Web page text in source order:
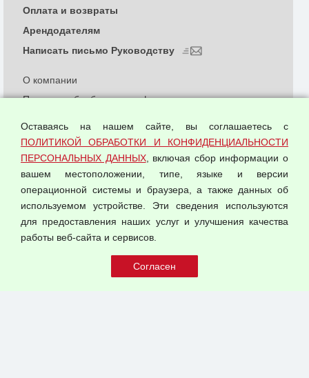
© 2026 ООО "Феникс"
О компании
Политика обработки и конфиденциальности
Согласием на обработку персональных данных
Оферта оптовой купли-продажи
Публичная оферта
Оплата и возвраты
Арендодателям
Написать письмо Руководству
Оставаясь на нашем сайте, вы соглашаетесь с
ПОЛИТИКОЙ ОБРАБОТКИ И КОНФИДЕНЦИАЛЬНОСТИ
ПЕРСОНАЛЬНЫХ ДАННЫХ, включая сбор информации о
вашем местоположении, типе, языке и версии
операционной системы и браузера, а также данных об
используемом устройстве. Эти сведения используются
для предоставления наших услуг и улучшения качества
работы веб-сайта и сервисов.